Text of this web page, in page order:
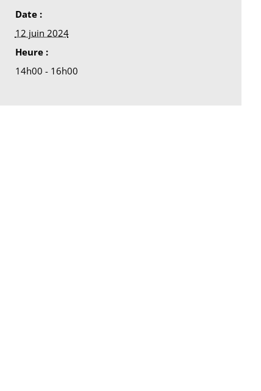
Date :
12 juin 2024
Heure :
14h00 - 16h00